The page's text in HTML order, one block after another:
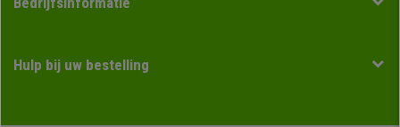
Hulp bij uw bestelling